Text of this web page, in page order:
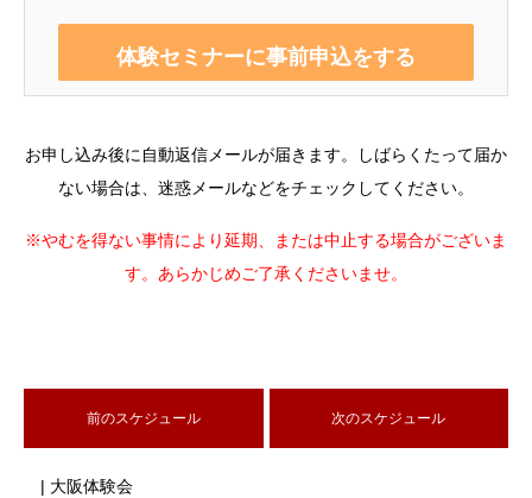
お申し込み後に自動返信メールが届きます。しばらくたって届か
ない場合は、迷惑メールなどをチェックしてください。
※やむを得ない事情により延期、または中止する場合がございま
す。あらかじめご了承くださいませ。
前のスケジュール 次のスケジュール
| 大阪体験会